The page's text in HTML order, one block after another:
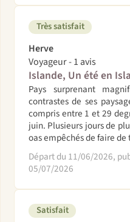
Très satisfait
Herve
Voyageur - 1 avis
Islande, Un été en
Pays surprenant
contrastes de ses
compris entre 1 et 29
juin. Plusieurs jours de
oas empêchés de faire
Départ du 11/06/2026,
05/07/2026
Satisfait